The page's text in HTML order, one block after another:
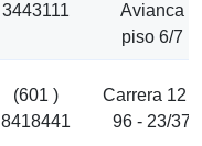
3443111
Avianca
piso 6/7
(601 )
8418441
Carrera 12 #
96 - 23/37